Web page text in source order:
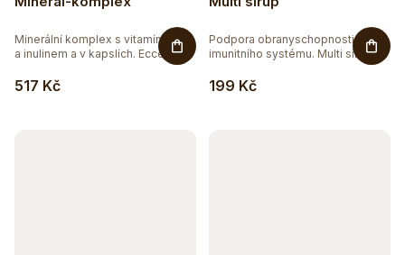
517 Kč
Minerální komplex s vitamínem C
a inulinem a v kapslích. Ecce...
199 Kč
Podpora obranyschopnosti a
imunitního systému. Multi sirup